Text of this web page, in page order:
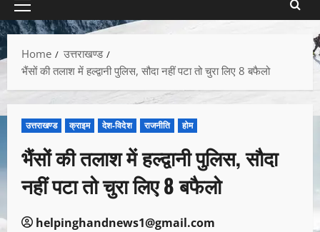
Home
उत्तराखण्ड
भैंसों की तलाश में हल्द्वानी पुलिस, सौदा नहीं पटा तो चुरा लिए 8 बफैलो
उत्तराखण्ड क्राइम देश-विदेश राजनीति होम
भैंसों की तलाश में हल्द्वानी पुलिस, सौदा
नहीं पटा तो चुरा लिए 8 बफैलो
helpinghandnews1@gmail.com